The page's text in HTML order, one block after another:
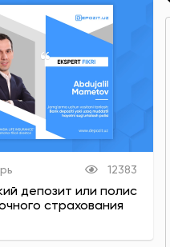
12383
депозит или полис
страхования